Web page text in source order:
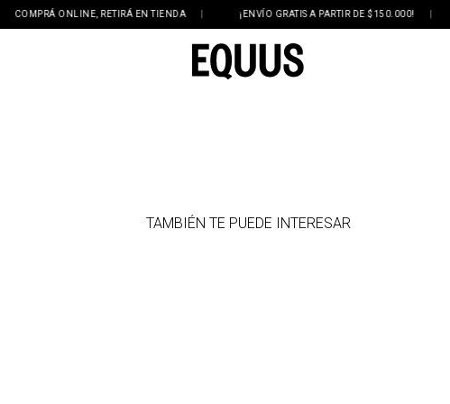
COMPRÁ ONLINE, RETIRÁ EN TIENDA | ¡ENVÍO GRATIS A PARTIR DE $150.000! |
TAMBIÉN TE PUEDE INTERESAR